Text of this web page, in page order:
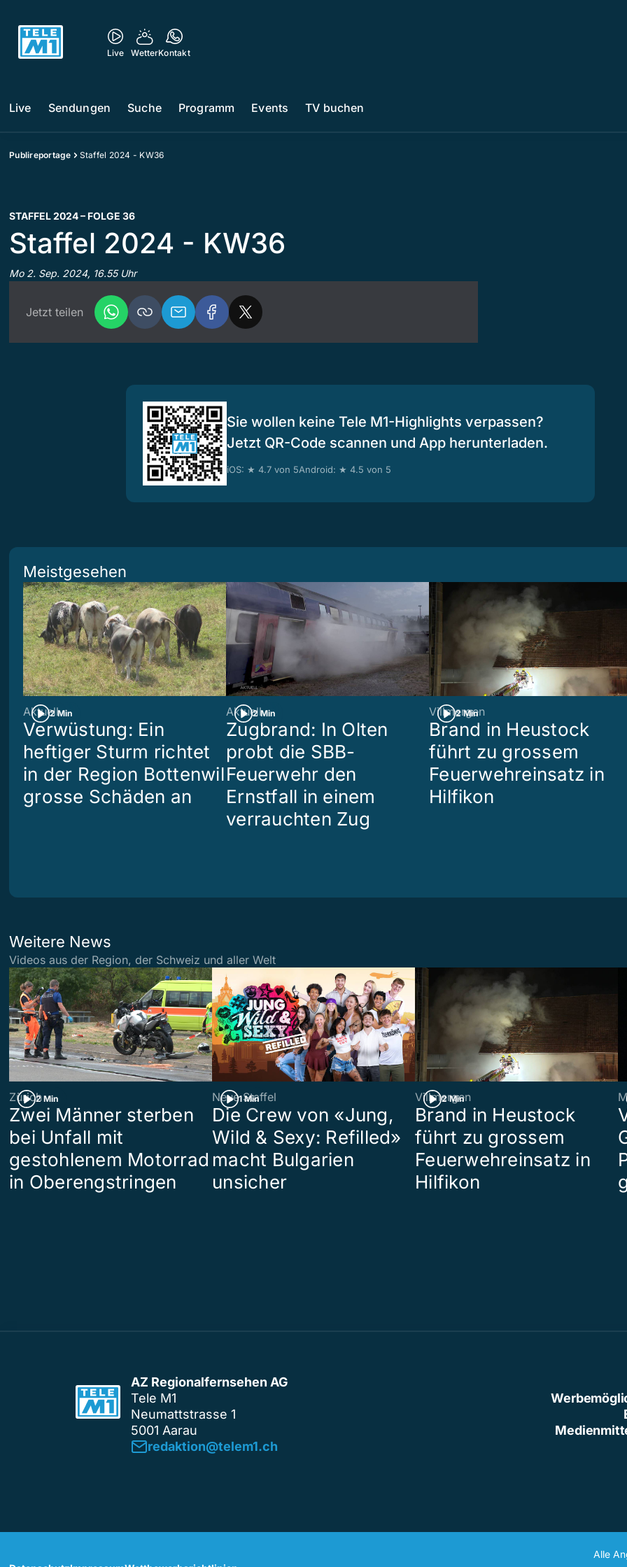
Live WetterKontakt
Live Sendungen Suche Programm Events TV buchen
Publireportage Staffel 2024 - KW36
STAFFEL 2024 – FOLGE 36
Staffel 2024 - KW36
Mo 2. Sep. 2024, 16.55 Uhr
Jetzt teilen
Sie wollen keine Tele M1-Highlights verpassen?
Jetzt QR-Code scannen und App herunterladen.
iOS: ★ 4.7 von 5Android: ★ 4.5 von 5
Meistgesehen
2 Min
Aktuell
Verwüstung: Ein
heftiger Sturm richtet
in der Region Bottenwil
grosse Schäden an
2 Min
Aktuell
Zugbrand: In Olten
probt die SBB-
Feuerwehr den
Ernstfall in einem
verrauchten Zug
2 Min
Villmergen
Brand in Heustock
führt zu grossem
Feuerwehreinsatz in
Hilfikon
Weitere News
Videos aus der Region, der Schweiz und aller Welt
2 Min
Zürich
Zwei Männer sterben
bei Unfall mit
gestohlenem Motorrad
in Oberengstringen
1 Min
Neue Staffel
Die Crew von «Jung,
Wild & Sexy: Refilled»
macht Bulgarien
unsicher
2 Min
Villmergen
Brand in Heustock
führt zu grossem
Feuerwehreinsatz in
Hilfikon
AZ Regionalfernsehen AG
Tele M1
Neumattstrasse 1
5001 Aarau
redaktion@telem1.ch
Alle